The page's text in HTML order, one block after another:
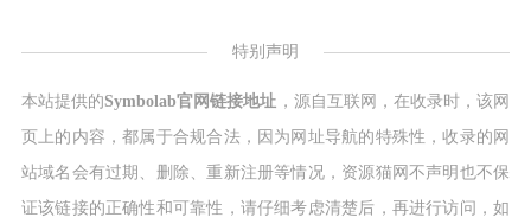
特别声明
本站提供的Symbolab官网链接地址 ，源自互联网，在收录时，该网
页上的内容，都属于合规合法，因为网址导航的特殊性，收录的网
站域名会有过期、删除、重新注册等情况，资源猫网不声明也不保
证该链接的正确性和可靠性，请仔细考虑清楚后，再进行访问，如